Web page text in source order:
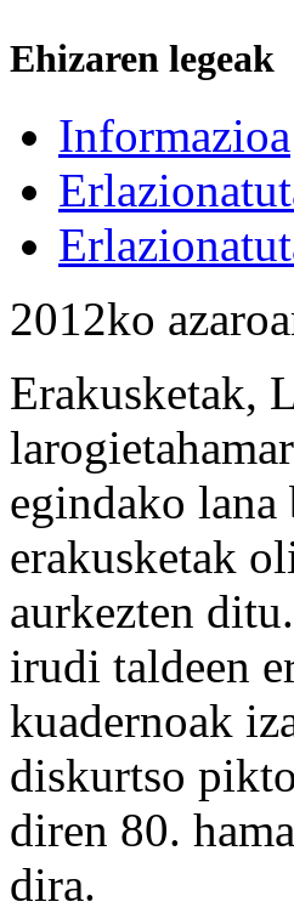
Ehizaren legeak
Informazioa
2012ko
Erakusketak,
egindako lana
erakusketak
aurkezten
irudi taldeen
kuadernoak
diskurtso
diren 80.
dira.